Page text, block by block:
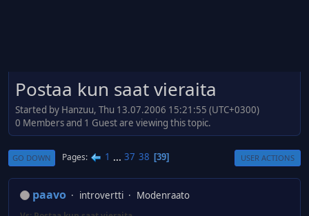
Postaa kun saat vieraita
Started by Hanzuu, Thu 13.07.2006 15:21:55 (UTC+0300)
0 Members and 1 Guest are viewing this topic.
GO DOWN Pages 1 ... 37 38 39 USER ACTIONS
paavo introvertti Modenraato